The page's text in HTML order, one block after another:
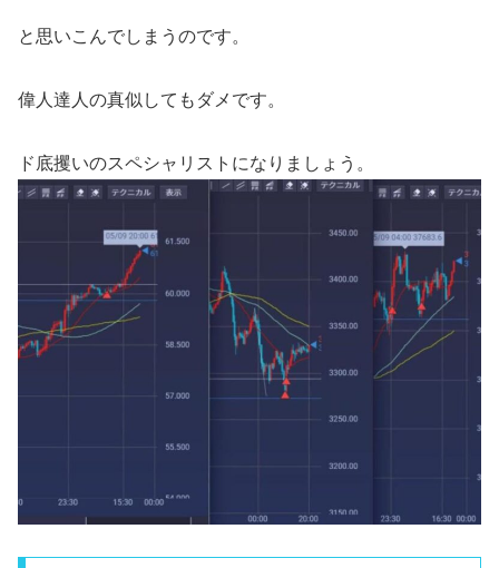
と思いこんでしまうのです。
偉人達人の真似してもダメです。
ド底攫いのスペシャリストになりましょう。